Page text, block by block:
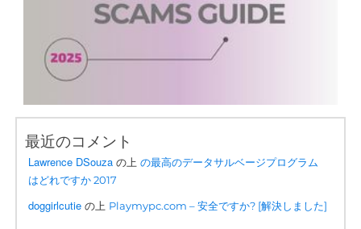
最近のコメント
Lawrence DSouza の上の最高のデータサルベージプログラム
はどれですか 2017
doggirlcutie の上 Playmypc.com – 安全ですか? [解決しました]